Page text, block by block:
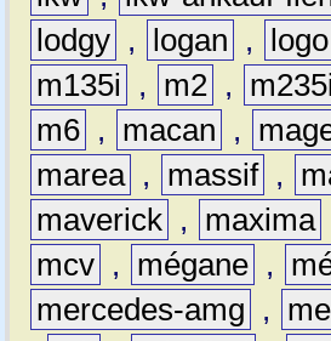
lodgy , logan , logo
m135i
, m2 , m235i
m6 , macan ,
marea , massif ,
maverick , maxima
mcv , mégane ,
mercedes-amg
,